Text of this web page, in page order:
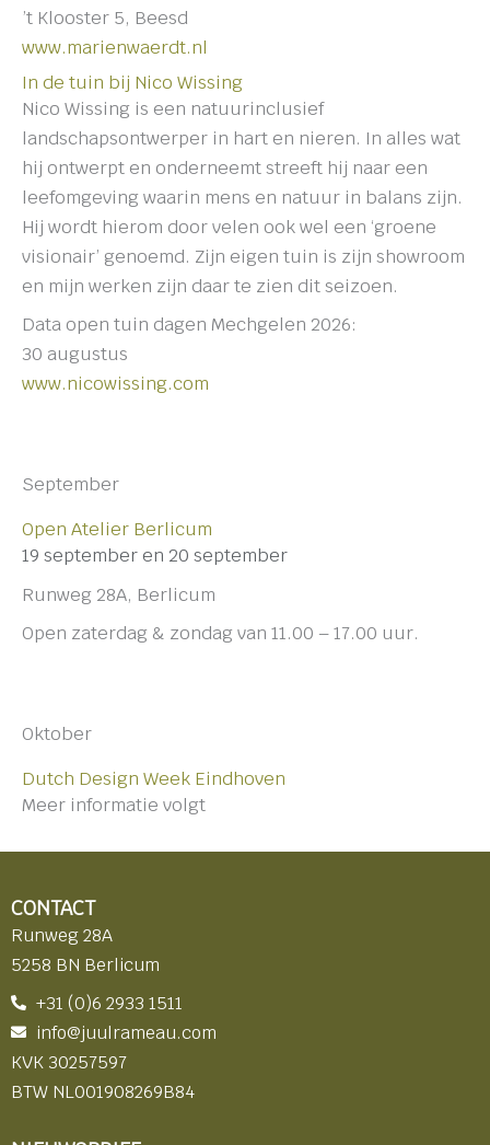
’t Klooster 5, Beesd
www.marienwaerdt.nl
In de tuin bij Nico Wissing
Nico Wissing is een natuurinclusief
landschapsontwerper in hart en nieren. In alles wat
hij ontwerpt en onderneemt streeft hij naar een
leefomgeving waarin mens en natuur in balans zijn.
Hij wordt hierom door velen ook wel een ‘groene
visionair’ genoemd. Zijn eigen tuin is zijn showroom
en mijn werken zijn daar te zien dit seizoen.
Data open tuin dagen Mechgelen 2026:
30 augustus
www.nicowissing.com
September
Open Atelier Berlicum
19 september en 20 september
Runweg 28A, Berlicum
Open zaterdag & zondag van 11.00 – 17.00 uur.
Oktober
Dutch Design Week Eindhoven
Meer informatie volgt
CONTACT
Runweg 28A
5258 BN Berlicum
+31 (0)6 2933 1511
info@juulrameau.com
KVK 30257597
BTW NL001908269B84